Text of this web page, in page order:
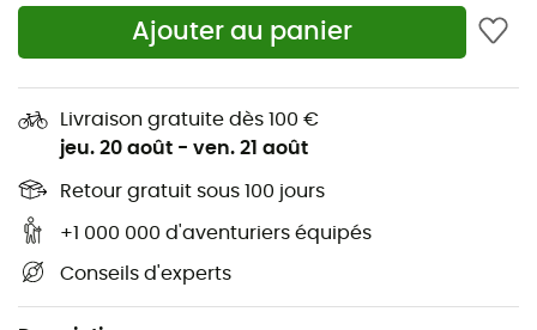
Ajouter au panier
Livraison gratuite dès 100 €
jeu. 20 août - ven. 21 août
Retour gratuit sous 100 jours
+1 000 000 d'aventuriers équipés
Conseils d'experts
Boucles de ceinture
2 poches latérales à fermeture éclair
1 poche arrière à fermeture éclair
Coupe : Regular
Matière principale : 85 % Polyamide recyclé, 15 %
Élasthanne
Doublure : 100 % Polyester